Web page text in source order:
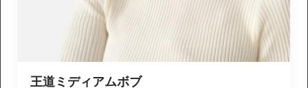
王道ミディアムボブ